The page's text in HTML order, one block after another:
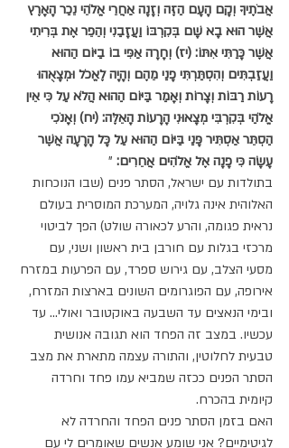
אֲבֹתֶיךָ וְקָם הָעָם הַזֶּה וְזָנָה אַחֲרֵי אֱלֹהֵי נֵכַר הָאָרֶץ
אֲשֶׁר הוּא בָא שָׁם בְּקִרְבּוֹ וַעֲזָבַנִי וְהֵפֵר אֶת בְּרִיתִי
אֲשֶׁר כָּרַתִּי אִתּוֹ: (יז) וְחָרָה אַפִּי בוֹ בַיּוֹם הַהוּא
וַעֲזַבְתִּים וְהִסְתַּרְתִּי פָנַי מֵהֶם וְהָיָה לֶאֱכֹל וּמְצָאֻהוּ
רָעוֹת רַבּוֹת וְצָרוֹת וְאָמַר בַּיּוֹם הַהוּא הֲלֹא עַל כִּי אֵין
אֱלֹהַי בְּקִרְבִּי מְצָאוּנִי הָרָעוֹת הָאֵלֶּה: (יח) וְאָנֹכִי
הַסְתֵּר אַסְתִּיר פָּנַי בַּיּוֹם הַהוּא עַל כָּל הָרָעָה אֲשֶׁר
עָשָׂה כִּי פָנָה אֶל אֱלֹהִים אֲחֵרִים: "
בתולדות עם ישראל, הסתר פנים (שבו הנוכחות
האלוהית אינה גלויה, המערכת המוסרית בעולם
נראית פגומה, והרע לכאורה שולט) הפך לביטוי
מרכזי בגלות עם חורבן בית ראשון ושני, עם
מסעי הצלב, עם גירוש ספרד, עם הפרעות במזרח
אירופה, עם הפוגרומים השונים בארצות המזרח,
ובימי הנאצים עד השבעה באוקטובר ואולי... עד
עכשיו. במצב זה הפחד הוא תגובה אנושית
טבעית לחלוטין, והתורה עצמה מתארת את מצב
הסתר הפנים ככזה שמביא עמו פחד וחרדה
קיומית בהכרח.
האם בזמן הסתר פנים הפחד והחרדה לא
לגיטימיים? אני שומע אנשים שאומרים לי עם